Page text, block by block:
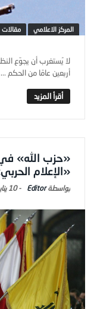
المركز الاعلامي مقالات
لا يُستغرب أن يجوّع
أربعين عامًا من الحكم ...
«حزب الله»
«الإعلام
Editor
-10 يناير,2016